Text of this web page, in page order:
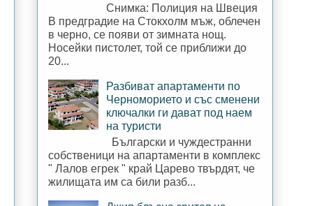
Снимка: Полиция на Швеция
В предградие на Стокхолм мъж, облечен
в черно, се появи от зимната нощ.
Носейки пистолет, той се приближи до
20...
Разбиват апартаменти по
Черноморието и със сменени
ключалки ги дават под наем
на туристи
Български и чуждестранни
собственици на апартаменти в комплекс
" Лалов егрек " край Царево твърдят, че
жилищата им са били разб...